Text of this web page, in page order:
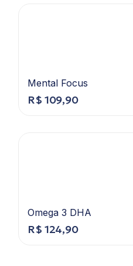
Mental Focus
R$ 109,90
Omega 3 DHA
R$ 124,90